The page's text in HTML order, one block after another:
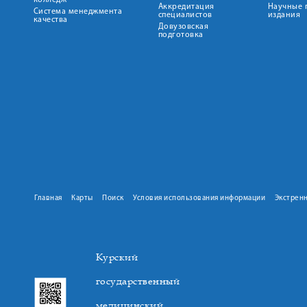
Система менеджмента
качества
Аккредитация
специалистов
Довузовская
подготовка
Научные
издания
Главная Карты Поиск Условия использования информации
Курский
государственный